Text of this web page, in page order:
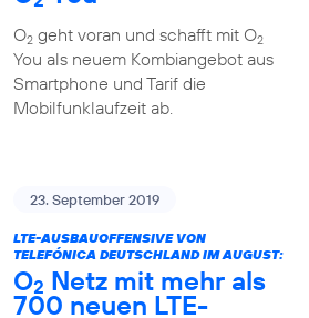
O2geht voran und schafft mit O2
You als neuem Kombiangebot aus
Smartphone und Tarif die
Mobilfunklaufzeit ab.
23. September 2019
LTE-AUSBAUOFFENSIVE VON
TELEFÓNICA DEUTSCHLAND IM AUGUST:
O2 Netz mit mehr als
700 neuen LTE-